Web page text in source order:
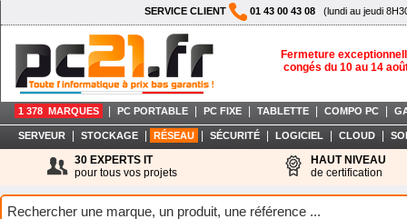
SERVICE CLIENT 01 43 00 43 08 (lundi au jeudi
Fermeture
congés du 10 au 14
1 378 MARQUES PC PORTABLE PC FIXE TABLETTE COMPO PC
SERVEUR STOCKAGE RÉSEAU SÉCURITÉ LOGICIEL CLOUD
30 EXPERTS IT
pour tous vos projets
HAUT NIVEAU
de certification